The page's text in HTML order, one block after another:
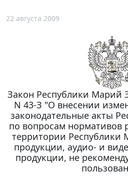
22 августа 2009
Закон Республики Марий
N 43-З "О внесении
законодательные акты
по вопросам нормативов
территории Республики
продукции, аудио- и
продукции, не